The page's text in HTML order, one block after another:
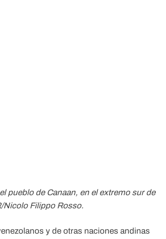
pueblo de Canaan, en el extremo sur de
Nicolo Filippo Rosso.
y de otras naciones andinas